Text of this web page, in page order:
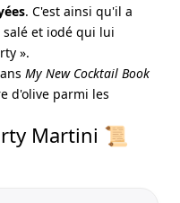
. C'est ainsi qu'il a
salé et iodé qui lui
».
My New Cocktail Book
d'olive parmi les
Martini 📜